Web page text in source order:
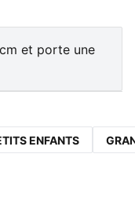
et porte une
ENFANTS